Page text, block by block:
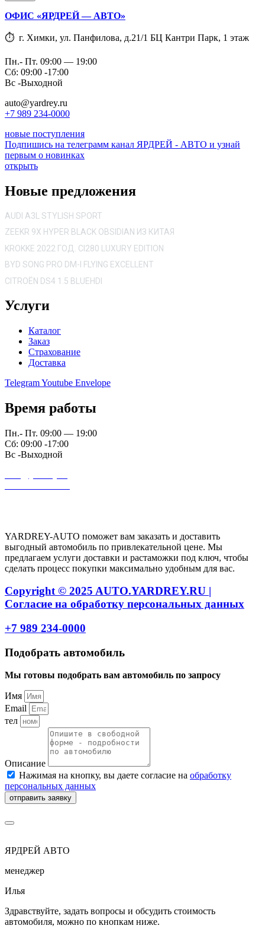
ОФИС «ЯРДРЕЙ — АВТО»
⏱ г. Химки, ул. Панфилова, д.21/1 БЦ Кантри Парк, 1 этаж
Пн.- Пт. 09:00 — 19:00
Сб: 09:00 -17:00
Вс -Выходной
auto@yardrey.ru
+7 989 234-0000
новые поступления
Подпишись на телеграмм канал ЯРДРЕЙ - АВТО и узнай
первым о новинках
открыть
Новые предложения
AUDI A3L STYLISH SPORT
ZEEKR 9X HYPER BLACK OBSIDIAN ИЗ КИТАЯ
KROKKE 2022 ГОД. CI280 LUXURY EDITION
BYD SONG PRO DM-I FLYING EXCELLENT
CITROËN DS4 1.5 BLUEHDI
Услуги
Каталог
Заказ
Страхование
Доставка
TelegramYoutube Envelope
Время работы
Пн.- Пт. 09:00 — 19:00
Сб: 09:00 -17:00
Вс -Выходной
YARDREY-AUTO поможет вам заказать и доставить
выгодный автомобиль по привлекательной цене. Мы
предлагаем услуги доставки и растаможки под ключ, чтобы
сделать процесс покупки максимально удобным для вас.
Copyright © 2025 AUTO.YARDREY.RU |
Cогласие на обработку персональных данных
+7 989 234-0000
Подобрать автомобиль
Мы готовы подобрать вам автомобиль по запросу
Имя
Email
тел
Описание
Нажимая на кнопку, вы даете согласие на обработку
персональных данных
отправить заявку
ЯРДРЕЙ АВТО
менеджер
Илья
Здравствуйте, задать вопросы и обсудить стоимость
автомобиля, можно по кнопкам ниже.